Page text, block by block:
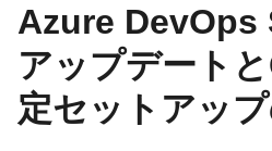
Azure DevOps
アップデート
定セットアッ